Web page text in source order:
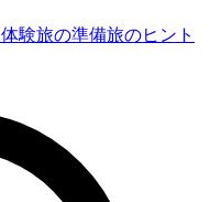
体験旅の準備旅のヒント